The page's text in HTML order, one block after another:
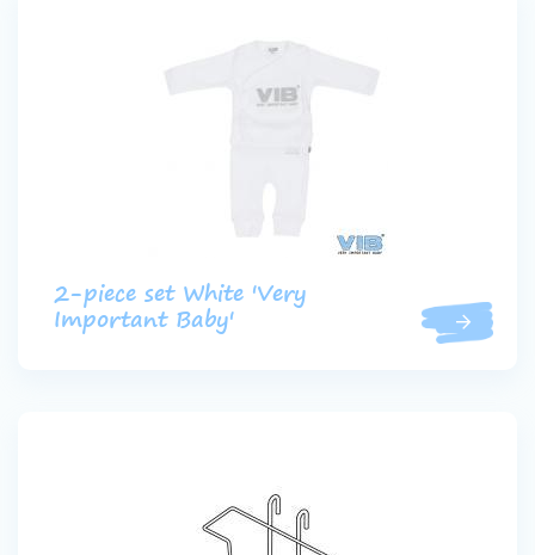
2-piece set White 'Very
Important Baby'